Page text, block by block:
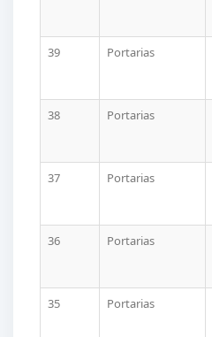
39
Portarias
38
Portarias
37
Portarias
36
Portarias
35
Portarias